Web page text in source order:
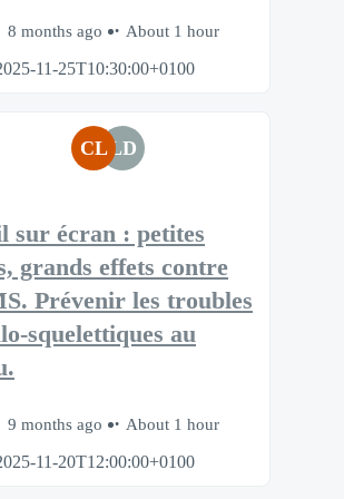
8 months ago
About 1 hour
11-25T10:30:00+0100
CL LD
sur écran : petites
grands effets contre
Prévenir les troubles
squelettiques au
9 months ago
About 1 hour
11-20T12:00:00+0100